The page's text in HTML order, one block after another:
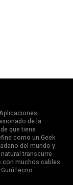
de la
que tiene
como un Geek
del mundo y
transcurre
con muchos cables